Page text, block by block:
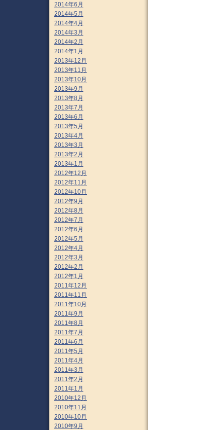
2014年6月
2014年5月
2014年4月
2014年3月
2014年2月
2014年1月
2013年12月
2013年11月
2013年10月
2013年9月
2013年8月
2013年7月
2013年6月
2013年5月
2013年4月
2013年3月
2013年2月
2013年1月
2012年12月
2012年11月
2012年10月
2012年9月
2012年8月
2012年7月
2012年6月
2012年5月
2012年4月
2012年3月
2012年2月
2012年1月
2011年12月
2011年11月
2011年10月
2011年9月
2011年8月
2011年7月
2011年6月
2011年5月
2011年4月
2011年3月
2011年2月
2011年1月
2010年12月
2010年11月
2010年10月
2010年9月